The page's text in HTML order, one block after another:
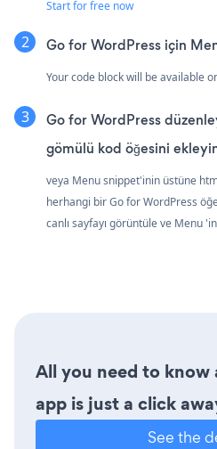
Start for free now
Go for WordPress için
Your code block will be available
Go for WordPress
gömülü kod öğesini
veya Menu snippet'inin üstüne
herhangi bir Go for WordPress
canlı sayfayı görüntüle ve Menu
All you need to
app is just a click
See the